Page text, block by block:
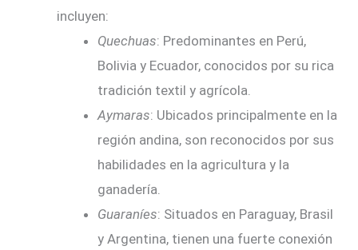
incluyen:
Quechuas: Predominantes en Perú,
Bolivia y Ecuador, conocidos por su rica
tradición textil y agrícola.
Aymaras: Ubicados principalmente en la
región andina, son reconocidos por sus
habilidades en la agricultura y la
ganadería.
Guaraníes: Situados en Paraguay, Brasil
y Argentina, tienen una fuerte conexión